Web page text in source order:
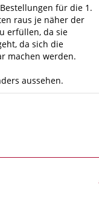
für die 1.
raus je näher der
erfüllen, da sie
da sich die
machen werden.
aussehen.